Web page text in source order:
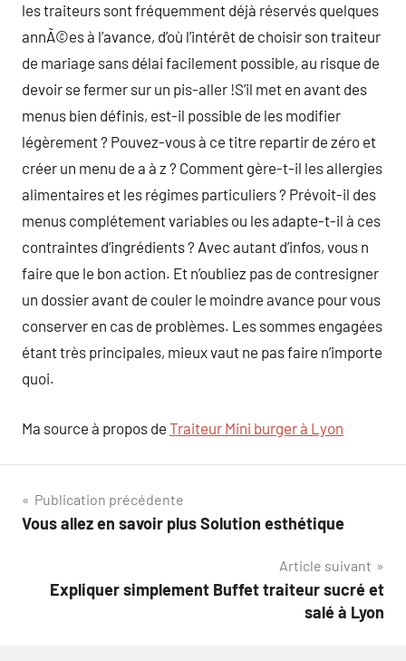
les traiteurs sont fréquemment déjà réservés quelques
annÃ©es à l’avance, d’où l’intérêt de choisir son traiteur
de mariage sans délai facilement possible, au risque de
devoir se fermer sur un pis-aller !S’il met en avant des
menus bien définis, est-il possible de les modifier
légèrement ? Pouvez-vous à ce titre repartir de zéro et
créer un menu de a à z ? Comment gère-t-il les allergies
alimentaires et les régimes particuliers ? Prévoit-il des
menus complétement variables ou les adapte-t-il à ces
contraintes d’ingrédients ? Avec autant d’infos, vous n
faire que le bon action. Et n’oubliez pas de contresigner
un dossier avant de couler le moindre avance pour vous
conserver en cas de problèmes. Les sommes engagées
étant très principales, mieux vaut ne pas faire n’importe
quoi.
Ma source à propos de Traiteur Mini burger à Lyon
Navigation
de
Publication précédente
Vous allez en savoir plus Solution esthétique
Article suivant
Expliquer simplement Buffet traiteur sucré et
salé à Lyon